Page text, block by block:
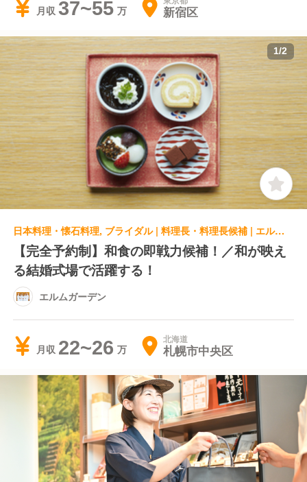
月収 37~55 新宿区
1/2
日本料理・懐石料理, ブライダル | 料理長・料理長候補 | エルムガーデン
【完全予約制】和食の即戦力候補！／和が映え
る結婚式場で活躍する！
エルムガーデン
月収 22~26 北海道
札幌市中央区